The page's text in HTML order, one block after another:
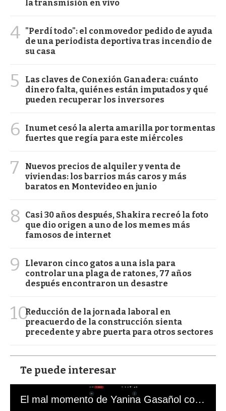
la transmisión en vivo
4 "Perdí todo": el conmovedor pedido de ayuda
de una periodista deportiva tras incendio de
su casa
5
Las claves de Conexión Ganadera: cuánto
dinero falta, quiénes están imputados y qué
pueden recuperar los inversores
6
Inumet cesó la alerta amarilla por tormentas
fuertes que regía para este miércoles
7
Nuevos precios de alquiler y venta de
viviendas: los barrios más caros y más
baratos en Montevideo en junio
8
Casi 30 años después, Shakira recreó la foto
que dio origen a uno de los memes más
famosos de internet
9
Llevaron cinco gatos a una isla para
controlar una plaga de ratones, 77 años
después encontraron un desastre
10Reducción de la jornada laboral en
preacuerdo de la construcción sienta
precedente y abre puerta para otros sectores
Te puede interesar
El mal momento de Yanina Gasañol con un hincha argentino en "Subrayado"